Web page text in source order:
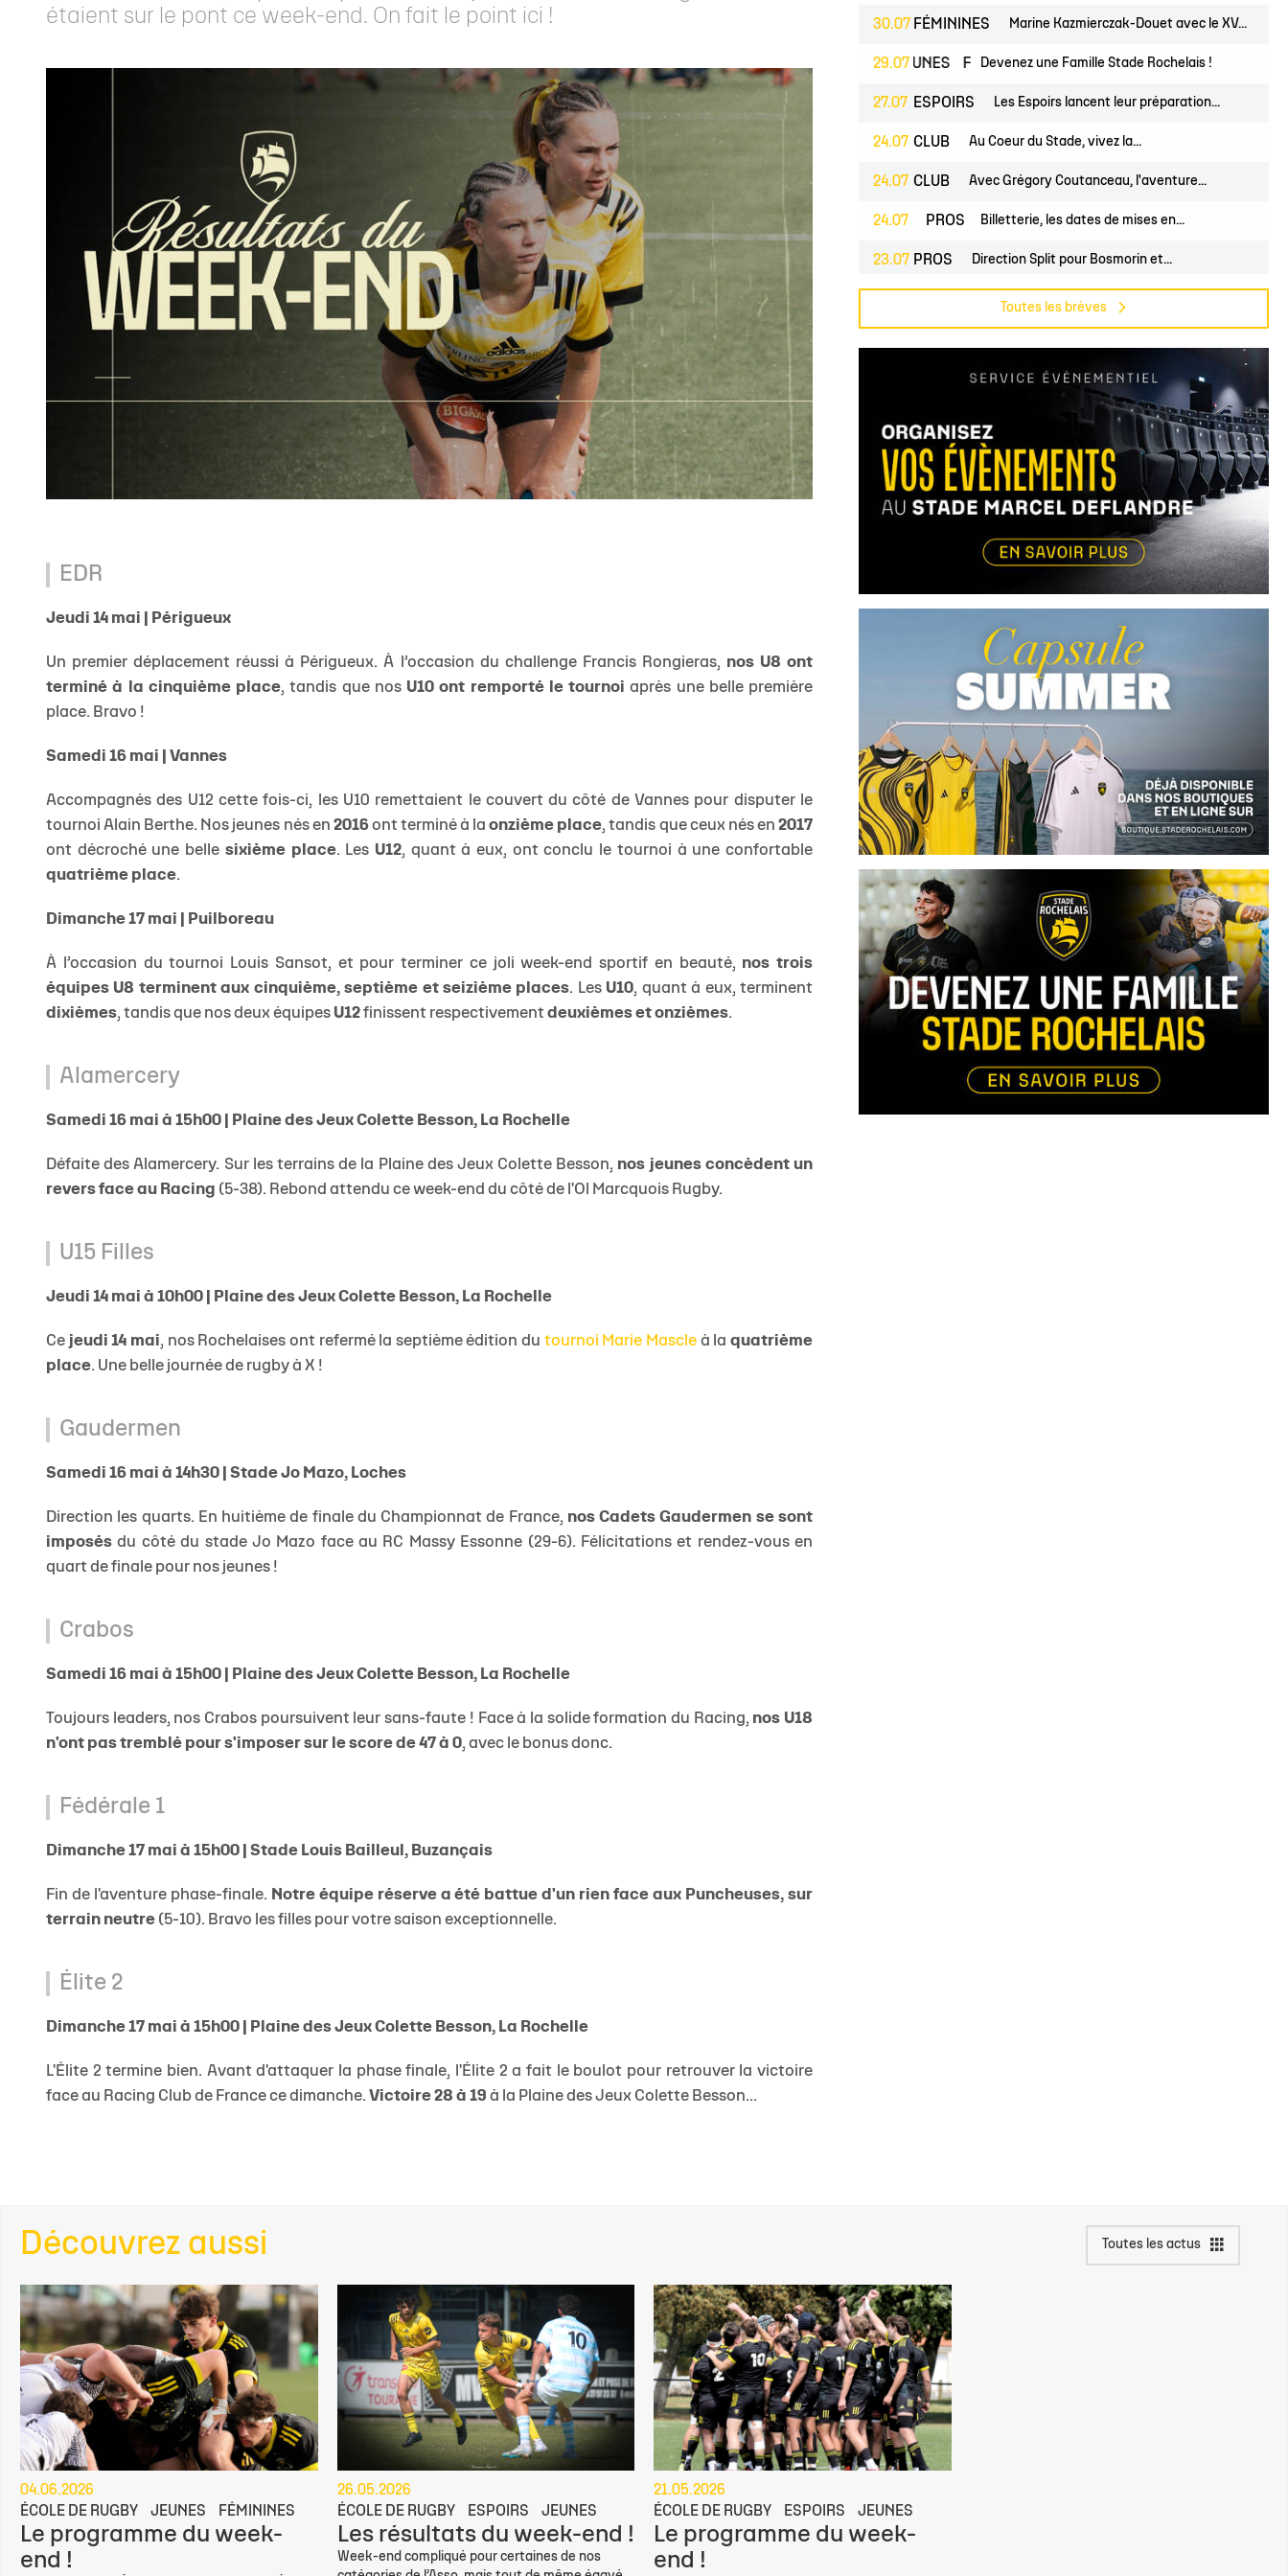
étaient sur le pont ce week-end. On fait le point ici !
EDR
Jeudi 14 mai | Périgueux
Un premier déplacement réussi à Périgueux. À l’occasion du challenge Francis Rongieras, nos U8 ont
terminé à la cinquième place, tandis que nos U10 ont remporté le tournoi après une belle première
place. Bravo !
Samedi 16 mai | Vannes
Accompagnés des U12 cette fois-ci, les U10 remettaient le couvert du côté de Vannes pour disputer le
tournoi Alain Berthe. Nos jeunes nés en 2016ont terminé à laonzième place, tandis que ceux nés en2017
ont décroché une belle sixième place. Les U12, quant à eux, ont conclu le tournoi à une confortable
quatrième place.
Dimanche 17 mai | Puilboreau
À l’occasion du tournoi Louis Sansot, et pour terminer ce joli week-end sportif en beauté, nos trois
équipes U8 terminent aux cinquième, septième et seizième places. Les U10, quant à eux, terminent
dixièmes, tandis que nos deux équipes U12 finissent respectivement deuxièmes et onzièmes.
Alamercery
Samedi 16 mai à 15h00 | Plaine des Jeux Colette Besson, La Rochelle
Défaite des Alamercery. Sur les terrains de la Plaine des Jeux Colette Besson, nos jeunes concèdent un
revers face au Racing (5-38). Rebond attendu ce week-end du côté de l'Ol Marcquois Rugby.
U15 Filles
Jeudi 14 mai à 10h00 | Plaine des Jeux Colette Besson, La Rochelle
Ce jeudi 14 mai, nos Rochelaises ont refermé la septième édition du tournoi Marie Mascle à laquatrième
place. Une belle journée de rugby à X !
Gaudermen
Samedi 16 mai à 14h30 | Stade Jo Mazo, Loches
Direction les quarts. En huitième de finale du Championnat de France, nos Cadets Gaudermen se sont
imposés du côté du stade Jo Mazo face au RC Massy Essonne (29-6). Félicitations et rendez-vous en
quart de finale pour nos jeunes !
Crabos
Samedi 16 mai à 15h00 | Plaine des Jeux Colette Besson, La Rochelle
Toujours leaders, nos Crabos poursuivent leur sans-faute ! Face à la solide formation du Racing, nos U18
n'ont pas tremblé pour s'imposer sur le score de 47 à 0, avec le bonus donc.
Fédérale 1
Dimanche 17 mai à 15h00 | Stade Louis Bailleul, Buzançais
Fin de l'aventure phase-finale. Notre équipe réserve a été battue d'un rien face aux Puncheuses, sur
terrain neutre (5-10). Bravo les filles pour votre saison exceptionnelle.
Élite 2
Dimanche 17 mai à 15h00 | Plaine des Jeux Colette Besson, La Rochelle
L'Élite 2 termine bien. Avant d'attaquer la phase finale, l'Élite 2 a fait le boulot pour retrouver la victoire
face au Racing Club de France ce dimanche. Victoire 28 à 19 à la Plaine des Jeux Colette Besson...
30.07 FÉMININES Marine Kazmierczak-Douet avec le XV...
29.07
JEUNES FÉMININES CLUB
Devenez une Famille Stade Rochelais !
27.07 ESPOIRS Les Espoirs lancent leur préparation...
24.07 CLUB Au Coeur du Stade, vivez la...
24.07 CLUB Avec Grégory Coutanceau, l'aventure...
24.07PROS CLUBBilletterie, les dates de mises en...
23.07 PROS Direction Split pour Bosmorin et...
Pré-saison du groupe professionnel,...
Toutes les brèves
Découvrez aussi Toutes les actus
04.06.2026
ÉCOLE DE RUGBY
JEUNES FÉMININES
Le programme du week-
end !
26.05.2026
ÉCOLE DE RUGBY
ESPOIRS JEUNES
Les résultats du week-end !
Week-end compliqué pour certaines de nos
21.05.2026
ÉCOLE DE RUGBY
ESPOIRS JEUNES
Le programme du week-
end !